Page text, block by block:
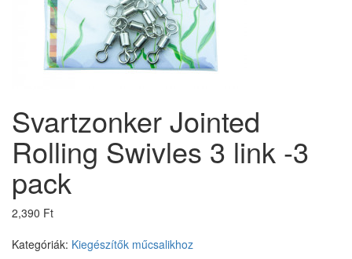
Svartzonker Jointed
Rolling Swivles 3 link -3
pack
2,390 Ft
Kategóriák: Kiegészítők műcsalikhoz